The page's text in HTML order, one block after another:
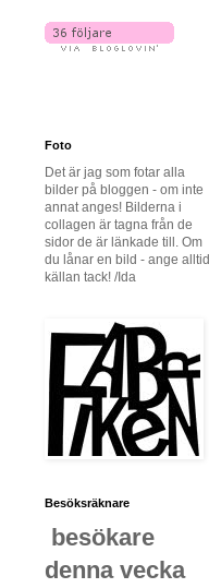
Foto
Det är jag som fotar alla
bilder på bloggen - om inte
annat anges! Bilderna i
collagen är tagna från de
sidor de är länkade till. Om
du lånar en bild - ange alltid
källan tack! /Ida
Besöksräknare
besökare
denna vecka